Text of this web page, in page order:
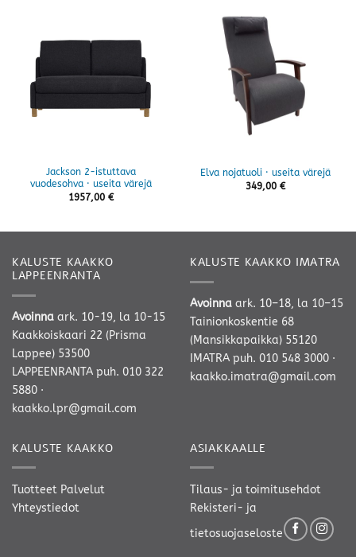
Jackson 2-istuttava
vuodesohva · useita värejä
1957,00 €
Elva nojatuoli · useita värejä
349,00 €
KALUSTE KAAKKO
LAPPEENRANTA
Avoinna ark. 10-19, la 10-15
Kaakkoiskaari 22 (Prisma
Lappee) 53500
LAPPEENRANTA puh. 010 322
5880 ·
kaakko.lpr@gmail.com
KALUSTE KAAKKO IMATRA
Avoinna ark. 10–18, la 10–15
Tainionkoskentie 68
(Mansikkapaikka) 55120
IMATRA puh. 010 548 3000 ·
kaakko.imatra@gmail.com
KALUSTE KAAKKO
Tuotteet Palvelut
Yhteystiedot
ASIAKKAALLE
Tilaus- ja toimitusehdot
Rekisteri- ja
tietosuojaseloste